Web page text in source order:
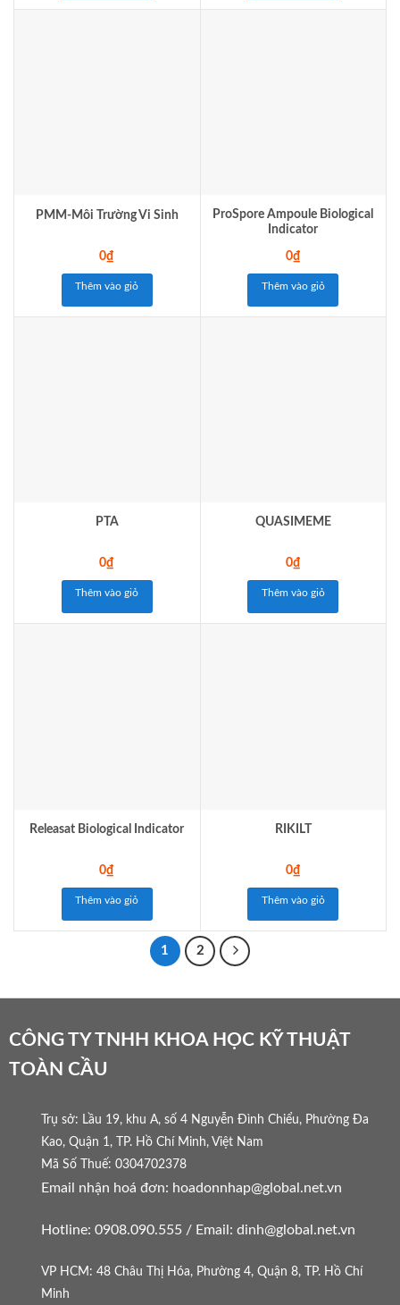
PMM-Môi Trường Vi Sinh
0₫
Thêm vào giỏ
ProSpore Ampoule Biological
Indicator
0₫
Thêm vào giỏ
PTA
0₫
Thêm vào giỏ
QUASIMEME
0₫
Thêm vào giỏ
Releasat Biological Indicator
0₫
Thêm vào giỏ
RIKILT
0₫
Thêm vào giỏ
1 2
CÔNG TY TNHH KHOA HỌC KỸ THUẬT
TOÀN CẦU
Trụ sở: Lầu 19, khu A, số 4 Nguyễn Đình Chiểu, Phường Đa
Kao, Quận 1, TP. Hồ Chí Minh, Việt Nam
Mã Số Thuế: 0304702378
Email nhận hoá đơn: hoadonnhap@global.net.vn
Hotline: 0908.090.555 / Email: dinh@global.net.vn
VP HCM: 48 Châu Thị Hóa, Phường 4, Quận 8, TP. Hồ Chí
Minh